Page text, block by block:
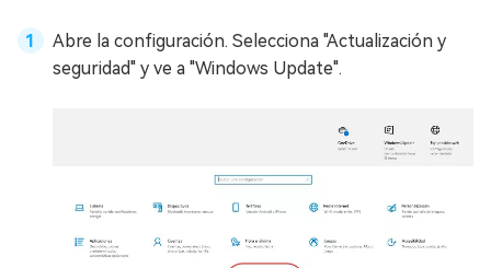
Abre la configuración. Selecciona "Actualización y
seguridad" y ve a "Windows Update".